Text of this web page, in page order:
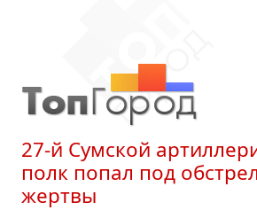
27-й Сумской
полк попал под
жертвы